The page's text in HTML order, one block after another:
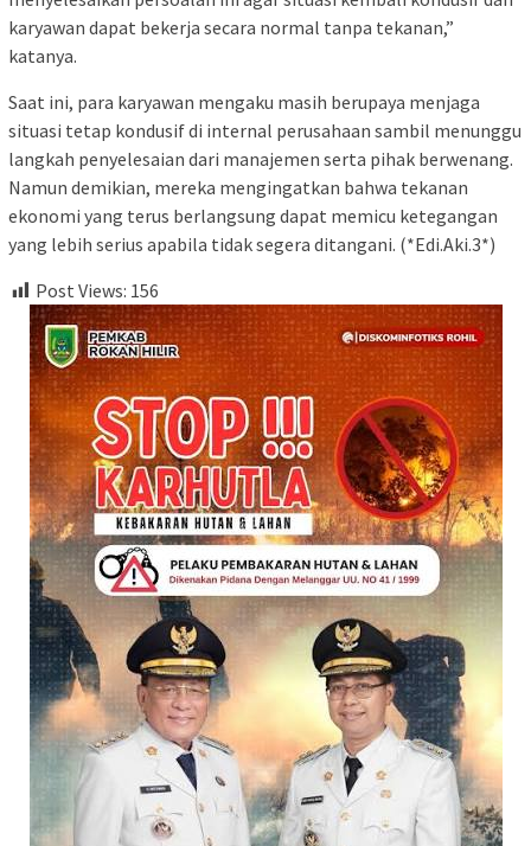
karyawan dapat bekerja secara normal tanpa tekanan,”
katanya.
Saat ini, para karyawan mengaku masih berupaya menjaga
situasi tetap kondusif di internal perusahaan sambil menunggu
langkah penyelesaian dari manajemen serta pihak berwenang.
Namun demikian, mereka mengingatkan bahwa tekanan
ekonomi yang terus berlangsung dapat memicu ketegangan
yang lebih serius apabila tidak segera ditangani. (*Edi.Aki.3*)
Post Views: 156